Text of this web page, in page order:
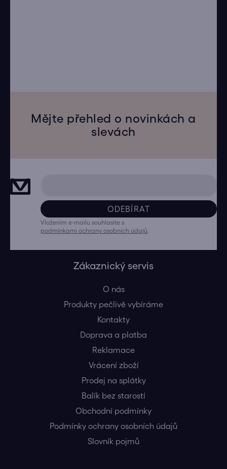
Mějte přehled o novinkách a
slevách
ODEBÍRAT
Vložením e-mailu souhlasíte s
podmínkami ochrany osobních údajů
Zákaznický servis
O nás
Produkty pečlivě vybíráme
Kontakty
Doprava a platba
Reklamace
Vrácení zboží
Prodej na splátky
Balík bez starostí
Obchodní podmínky
Podmínky ochrany osobních údajů
Slovník pojmů